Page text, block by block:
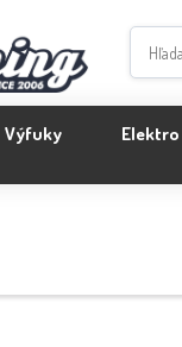
Výfuky Elektro